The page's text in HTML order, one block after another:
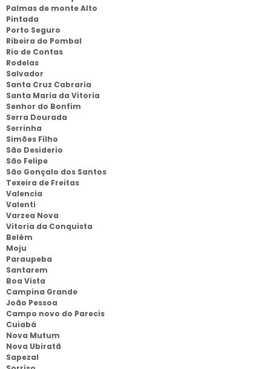
Palmas de monte Alto
Pintada
Porto Seguro
Ribeira do Pombal
Rio de Contas
Rodelas
Salvador
Santa Cruz Cabraria
Santa Maria da Vitoria
Senhor do Bonfim
Serra Dourada
Serrinha
Simões Filho
São Desiderio
São Felipe
São Gonçalo dos Santos
Texeira de Freitas
Valencia
Valenti
Varzea Nova
Vitoria da Conquista
Belém
Moju
Paraupeba
Santarem
Boa Vista
Campina Grande
João Pessoa
Campo novo do Parecis
Cuiabá
Nova Mutum
Nova Ubiratã
Sapezal